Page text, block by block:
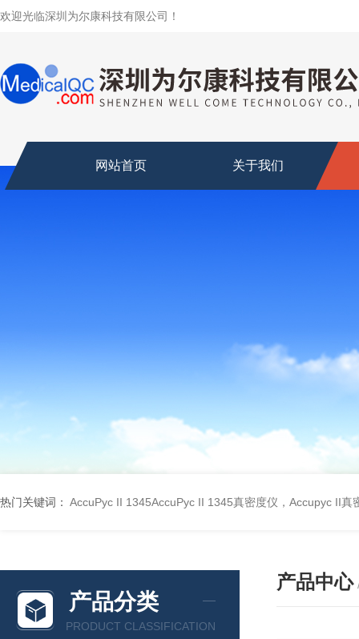
欢迎光临深圳为尔康科技有限公司！
网站首页 关于我们
热门关键词： AccuPyc II 1345AccuPyc II 1345真密度仪，Accupyc II真
产品分类
PRODUCT CLASSIFICATION
产品中心